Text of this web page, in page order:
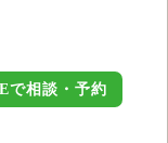
で相談・予約